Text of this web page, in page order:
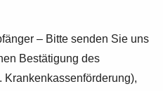
– Bitte senden Sie uns
Bestätigung des
Krankenkassenförderung),